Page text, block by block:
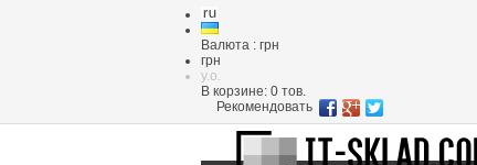
Валюта : грн
грн
y.o.
В корзине: 0 тов.
Рекомендовать